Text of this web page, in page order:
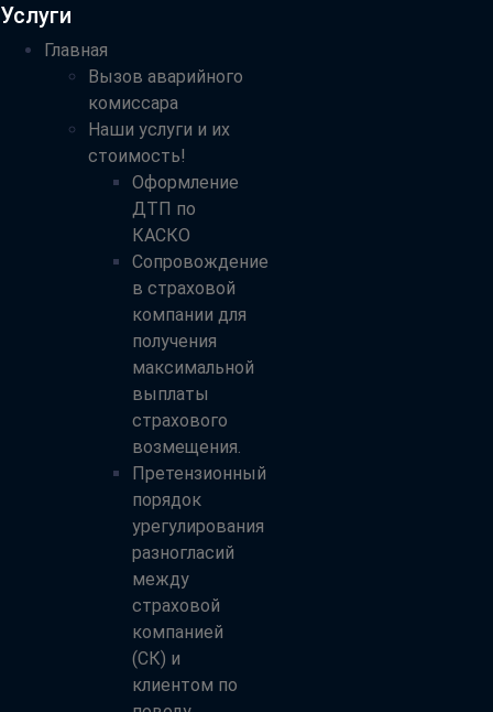
Услуги
Главная
Вызов аварийного
комиссара
Наши услуги и их
стоимость!
Оформление
ДТП по
КАСКО
Сопровождение
в страховой
компании для
получения
максимальной
выплаты
страхового
возмещения.
Претензионный
порядок
урегулирования
разногласий
между
страховой
компанией
(СК) и
клиентом по